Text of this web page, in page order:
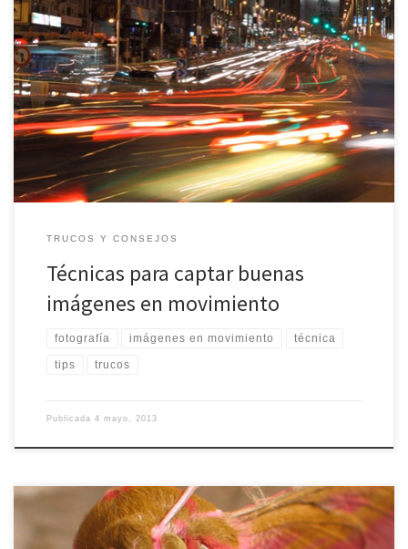
Las fotografías de movimientos pueden resultar atractivas pero
hay que saber dominar las técnicas para tomar imágenes de
acción y que se plasmen con la mejor claridad posible. Capturar
imágenes en movimiento se puede hacer mediante dos
opciones: tomar una foto borrosa para dar el aspecto del
movimiento o sino […]
TRUCOS Y CONSEJOS
Técnicas para captar buenas
imágenes en movimiento
fotografía imágenes en movimiento técnica
tips trucos
Publicada 4 mayo, 2013